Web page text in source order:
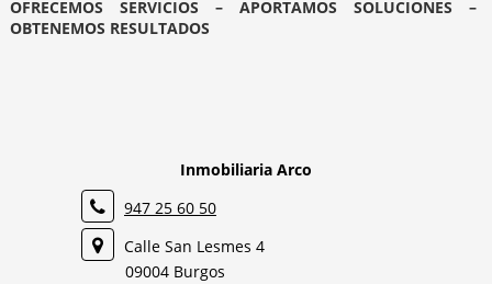
OFRECEMOS SERVICIOS – APORTAMOS SOLUCIONES –
OBTENEMOS RESULTADOS
Inmobiliaria Arco
947 25 60 50
Calle San Lesmes 4
09004 Burgos